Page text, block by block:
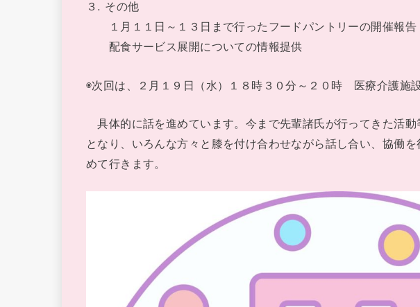
３. その他
１月１１日～１３日まで行ったフードパントリーの開催報告
配食サービス展開についての情報提供
◉次回は、２月１９日（水）１８時３０分～２０時 医療介護施
具体的に話を進めています。今まで先輩諸氏が行ってきた活
となり、いろんな方々と膝を付け合わせながら話し合い、協働
めて行きます。